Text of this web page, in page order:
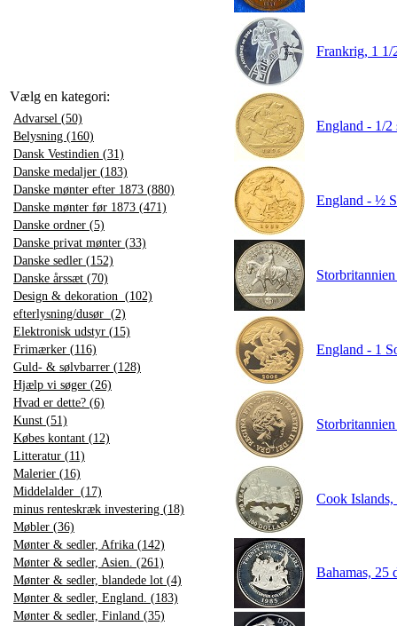
Vælg en kategori:
Advarsel (50)
Belysning (160)
Dansk Vestindien (31)
Danske medaljer (183)
Danske mønter efter 1873 (880)
Danske mønter før 1873 (471)
Danske ordner (5)
Danske privat mønter (33)
Danske sedler (152)
Danske årssæt (70)
Design & dekoration (102)
efterlysning/dusør (2)
Elektronisk udstyr (15)
Frimærker (116)
Guld- & sølvbarrer (128)
Hjælp vi søger (26)
Hvad er dette? (6)
Kunst (51)
Købes kontant (12)
Litteratur (11)
Malerier (16)
Middelalder (17)
minus renteskræk investering (18)
Møbler (36)
Mønter & sedler, Afrika (142)
Mønter & sedler, Asien. (261)
Mønter & sedler, blandede lot (4)
Mønter & sedler, England. (183)
Mønter & sedler, Finland (35)
Frankrig, 1
England - 1/2
England - ½
England - 1
Cook
Bahamas,